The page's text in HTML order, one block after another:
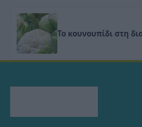
Το κουνουπίδι στη